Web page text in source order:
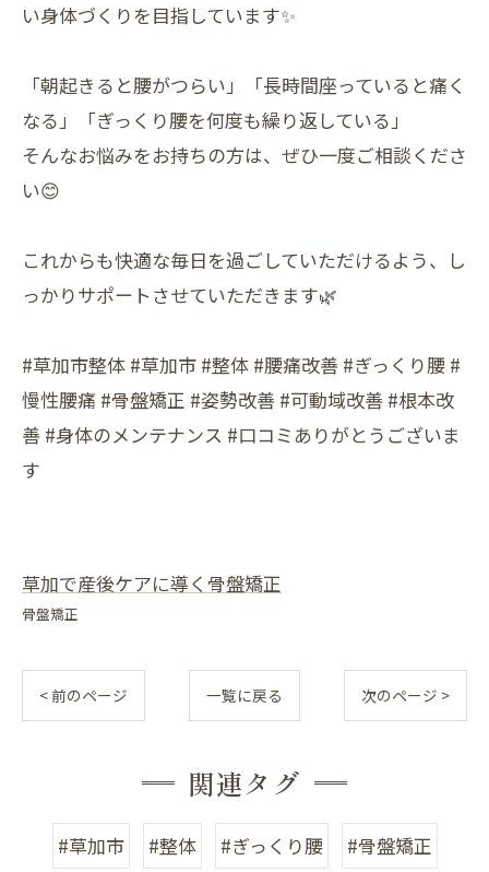
い身体づくりを目指しています✨
「朝起きると腰がつらい」「長時間座っていると痛く
なる」「ぎっくり腰を何度も繰り返している」
そんなお悩みをお持ちの方は、ぜひ一度ご相談くださ
い😊
これからも快適な毎日を過ごしていただけるよう、し
っかりサポートさせていただきます🌿
#草加市整体 #草加市 #整体 #腰痛改善 #ぎっくり腰 #
慢性腰痛 #骨盤矯正 #姿勢改善 #可動域改善 #根本改
善 #身体のメンテナンス #口コミありがとうございま
す
草加で産後ケアに導く骨盤矯正
骨盤矯正
< 前のページ 一覧に戻る 次のページ >
関連タグ
#草加市 #整体 #ぎっくり腰 #骨盤矯正